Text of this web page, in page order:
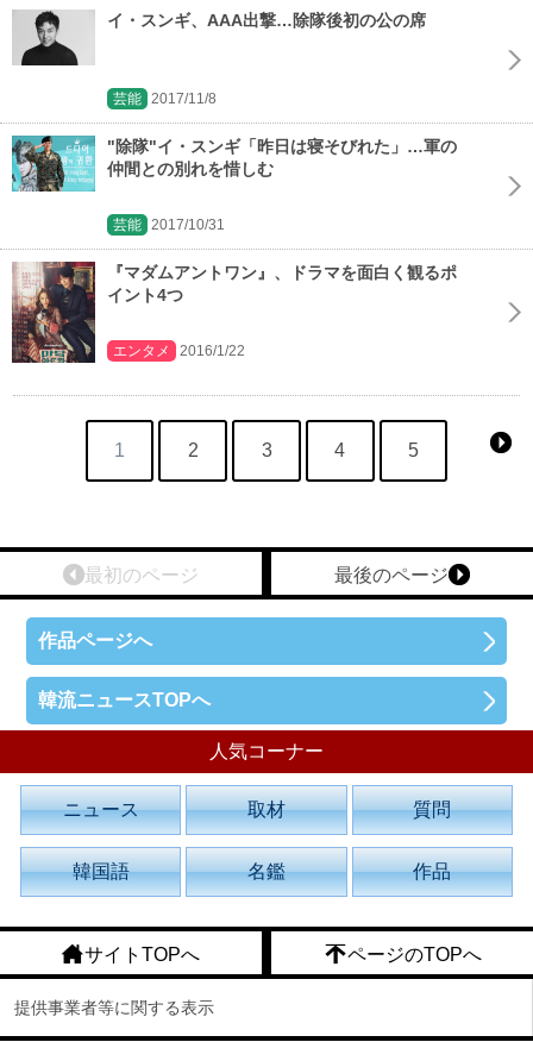
イ・スンギ、AAA出撃…除隊後初の公の席
芸能 2017/11/8
"除隊"イ・スンギ「昨日は寝そびれた」…軍の
仲間との別れを惜しむ
芸能 2017/10/31
『マダムアントワン』、ドラマを面白く観るポ
イント4つ
エンタメ 2016/1/22
1 2 3 4 5
最後のページ
最初のページ
作品ページへ
韓流ニュースTOPへ
人気コーナー
ニュース 取材 質問
韓国語 名鑑 作品
サイトTOPへ ページのTOPへ
提供事業者等に関する表示